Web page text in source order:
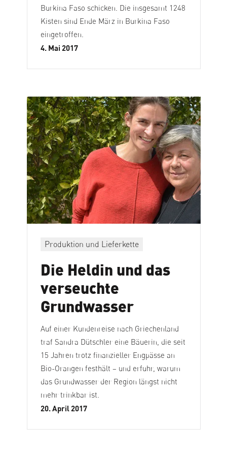
Burkina Faso schicken. Die insgesamt 1248
Kisten sind Ende März in Burkina Faso
eingetroffen.
4. Mai 2017
Produktion und Lieferkette
Die Heldin und das
verseuchte
Grundwasser
Auf einer Kundenreise nach Griechenland
traf Sandra Dütschler eine Bäuerin, die seit
15 Jahren trotz finanzieller Engpässe an
Bio-Orangen festhält – und erfuhr, warum
das Grundwasser der Region längst nicht
mehr trinkbar ist.
20. April 2017